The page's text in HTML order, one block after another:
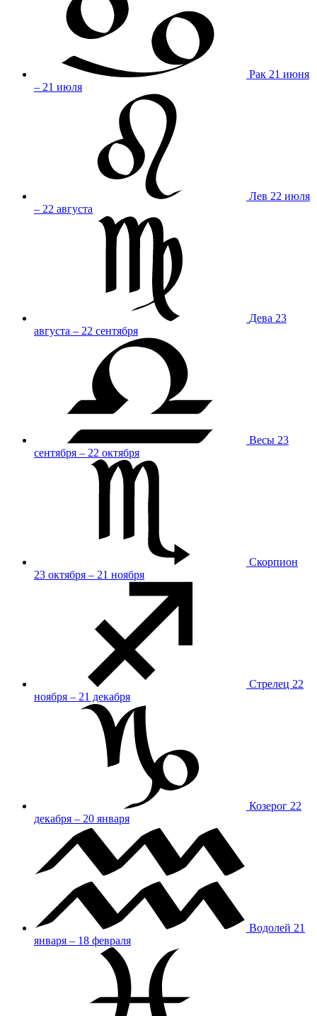
Рак 21 июня
– 21 июля
Лев 22 июля
– 22 августа
Дева 23
августа – 22 сентября
Весы 23
сентября – 22 октября
Скорпион
23 октября – 21 ноября
Стрелец 22
ноября – 21 декабря
Козерог 22
декабря – 20 января
Водолей 21
января – 18 февраля